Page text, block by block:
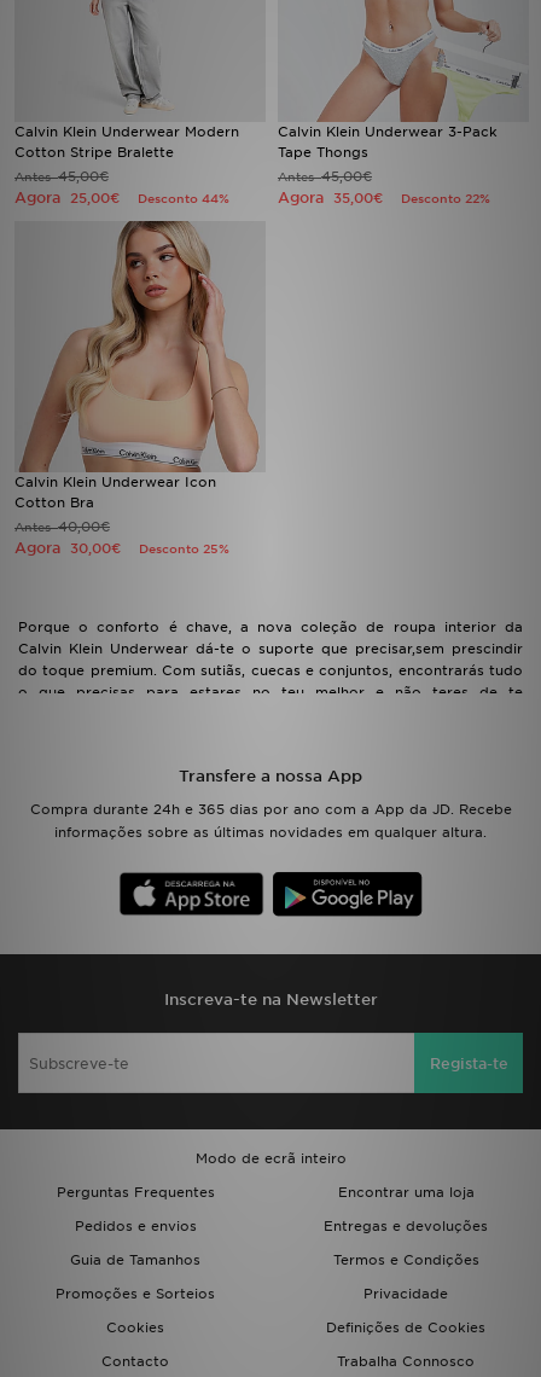
Calvin Klein Underwear Modern
Cotton Stripe Bralette
Antes45,00€
Agora 25,00€ Desconto 44%
Calvin Klein Underwear 3-Pack
Tape Thongs
Antes45,00€
Agora 35,00€ Desconto 22%
Calvin Klein Underwear Icon
Cotton Bra
Antes40,00€
Agora 30,00€ Desconto 25%
Porque o conforto é chave, a nova coleção de roupa interior da
Calvin Klein Underwear dá-te o suporte que precisar,sem prescindir
do toque premium. Com sutiãs, cuecas e conjuntos, encontrarás tudo
o que precisas para estares no teu melhor e não teres de te
Transfere a nossa App
Compra durante 24h e 365 dias por ano com a App da JD. Recebe
informações sobre as últimas novidades em qualquer altura.
Inscreva-te na Newsletter
Regista-te
Modo de ecrã inteiro
Perguntas Frequentes
Encontrar uma loja
Pedidos e envios
Entregas e devoluções
Guia de Tamanhos
Termos e Condições
Promoções e Sorteios
Privacidade
Cookies
Definições de Cookies
Contacto
Trabalha Connosco
SUBSCREVE
ESTADO DO TEU PEDIDO
ATENÇÃO AO CLIENTE
FAZ DOWNLOAD DA APP
TRABALHA CONNOSCO